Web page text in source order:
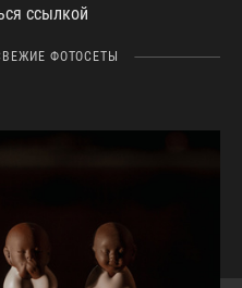
ссылкой
ФОТОСЕТЫ